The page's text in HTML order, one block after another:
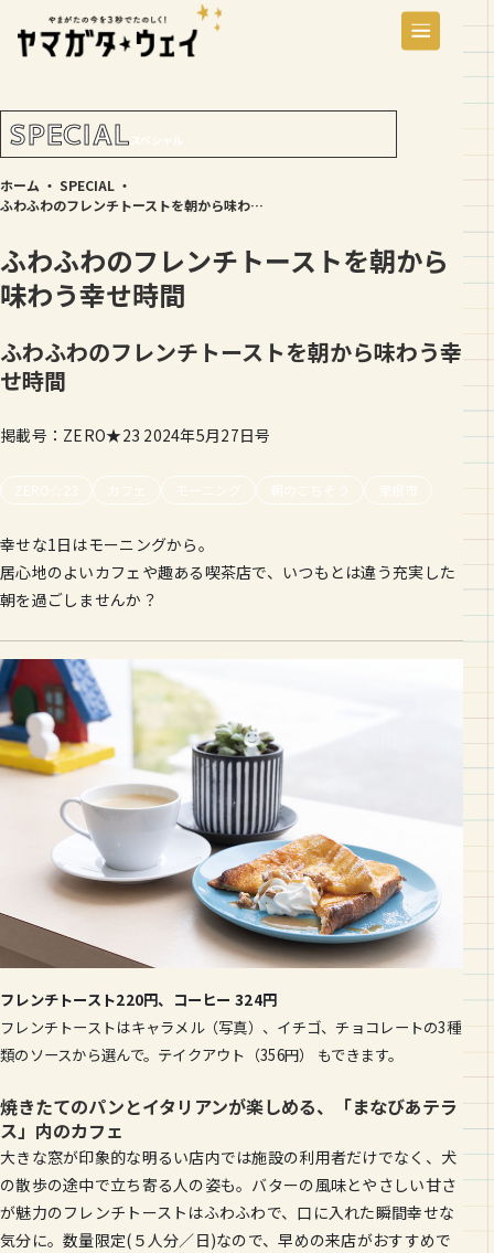
SPECIAL スペシャル
ホーム ・ SPECIAL ・
ふわふわのフレンチトーストを朝から味わう幸せ時間
ふわふわのフレンチトーストを朝から
味わう幸せ時間
ふわふわのフレンチトーストを朝から味わう幸
せ時間
掲載号：ZERO★23 2024年5月27日号
ZERO☆23 カフェ モーニング 朝のごちそう 東根市
幸せな1日はモーニングから。
居心地のよいカフェや趣ある喫茶店で、いつもとは違う充実した
朝を過ごしませんか？
フレンチトースト220円、コーヒー 324円
フレンチトーストはキャラメル（写真）、イチゴ、チョコレートの3種
類のソースから選んで。テイクアウト（356円） もできます。
焼きたてのパンとイタリアンが楽しめる、「まなびあテラ
ス」内のカフェ
大きな窓が印象的な明るい店内では施設の利用者だけでなく、犬
の散歩の途中で立ち寄る人の姿も。バターの風味とやさしい甘さ
が魅力のフレンチトーストはふわふわで、口に入れた瞬間幸せな
気分に。数量限定(５人分／日)なので、早めの来店がおすすめで